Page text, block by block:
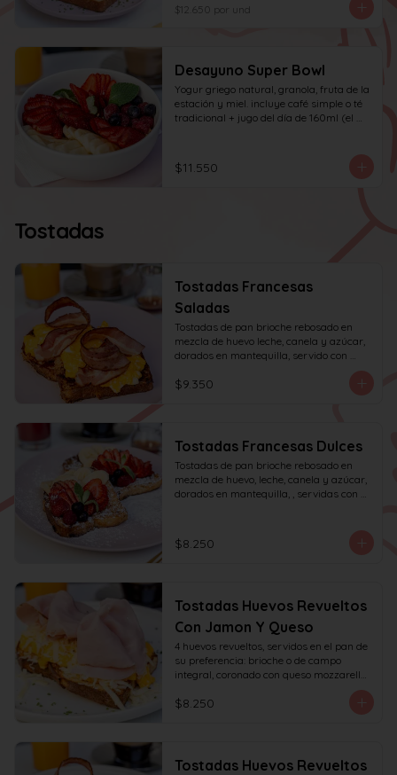
con ciboulette.
$12.650 por und
Desayuno Super Bowl
Yogur griego natural, granola, fruta de la
estación y miel. incluye café simple o té
tradicional + jugo del día de 160ml (el
$11.550
Tostadas
Tostadas Francesas
Saladas
Tostadas de pan brioche rebosado en
mezcla de huevo leche, canela y azúcar,
dorados en mantequilla, servido con
huevos revueltos, tocino y miel de maple.
$9.350
Tostadas Francesas Dulces
Tostadas de pan brioche rebosado en
mezcla de huevo, leche, canela y azúcar,
dorados en mantequilla, , servidas con
$8.250
Tostadas Huevos Revueltos
Con Jamon Y Queso
4 huevos revueltos, servidos en el pan de
su preferencia: brioche o de campo
integral, coronado con queso mozzarella
rallado y con jamón de pierna, decorado
con sésamo o ciboulette.
$8.250
Tostadas Huevos Revueltos